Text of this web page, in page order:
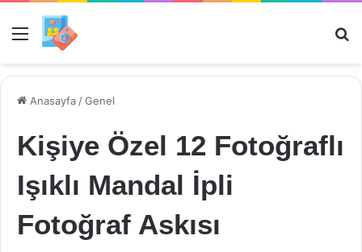
Menü
Anasayfa /Genel
Kişiye Özel 12 Fotoğraflı
Işıklı Mandal İpli
Fotoğraf Askısı